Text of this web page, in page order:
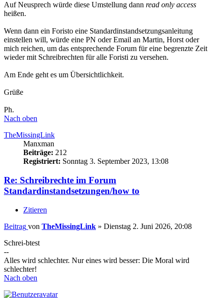
Auf Neusprech würde diese Umstellung dann read only access
heißen.
Wenn dann ein Foristo eine Standardinstandsetzungsanleitung
einstellen will, würde eine PN oder Email an Martin, Horst oder
mich reichen, um das entsprechende Forum für eine begrenzte Zeit
wieder mit Schreibrechten für alle Foristi zu versehen.
Am Ende geht es um Übersichtlichkeit.
Grüße
Ph.
Nach oben
TheMissingLink
Manxman
Beiträge: 212
Registriert: Sonntag 3. September 2023, 13:08
Re: Schreibrechte im Forum
Standardinstandsetzungen/how to
Zitieren
Beitrag von TheMissingLink » Dienstag 2. Juni 2026, 20:08
Schrei-btest
--
Alles wird schlechter. Nur eines wird besser: Die Moral wird
schlechter!
Nach oben